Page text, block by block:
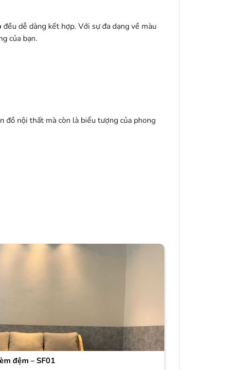
đều dễ dàng kết hợp. Với sự đa dạng về màu
của bạn.
đồ nội thất mà còn là biểu tượng của phong
đệm – SF01